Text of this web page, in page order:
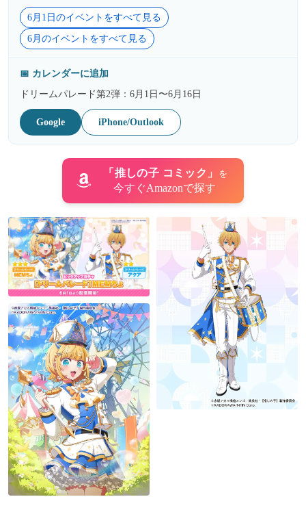
6月1日のイベントをすべて見る
6月のイベントをすべて見る
📅 カレンダーに追加
ドリームパレード第2弾：6月1日〜6月16日
Google iPhone/Outlook
「推しの子 コミック」 を
今すぐAmazonで探す